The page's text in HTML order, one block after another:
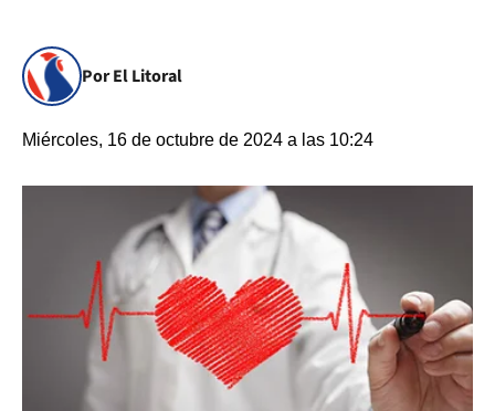
Por El Litoral
Miércoles, 16 de octubre de 2024 a las 10:24